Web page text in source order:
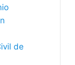
de